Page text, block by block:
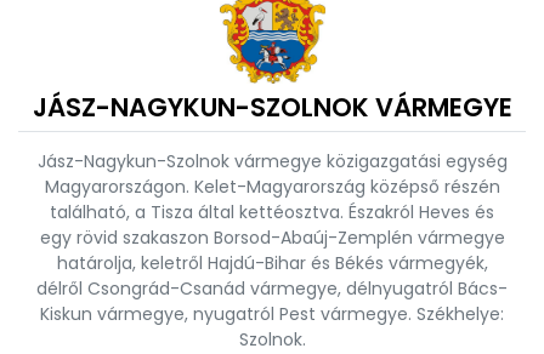
JÁSZ-NAGYKUN-SZOLNOK VÁRMEGYE
Jász-Nagykun-Szolnok vármegye közigazgatási egység
Magyarországon. Kelet-Magyarország középső részén
található, a Tisza által kettéosztva. Északról Heves és
egy rövid szakaszon Borsod-Abaúj-Zemplén vármegye
határolja, keletről Hajdú-Bihar és Békés vármegyék,
délről Csongrád-Csanád vármegye, délnyugatról Bács-
Kiskun vármegye, nyugatról Pest vármegye. Székhelye:
Szolnok.